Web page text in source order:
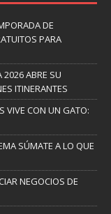
DE
PARA
2026 ABRE SU
ITINERANTES
VIVE CON UN GATO:
SÚMATE A LO QUE
NEGOCIOS DE